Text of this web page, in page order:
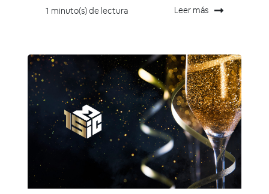
1 minuto(s) de lectura Leer más